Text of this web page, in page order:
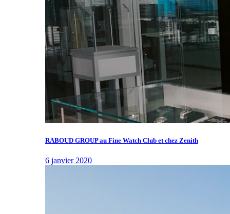
RABOUD GROUP au Fine Watch Club et chez Zenith
6 janvier 2020